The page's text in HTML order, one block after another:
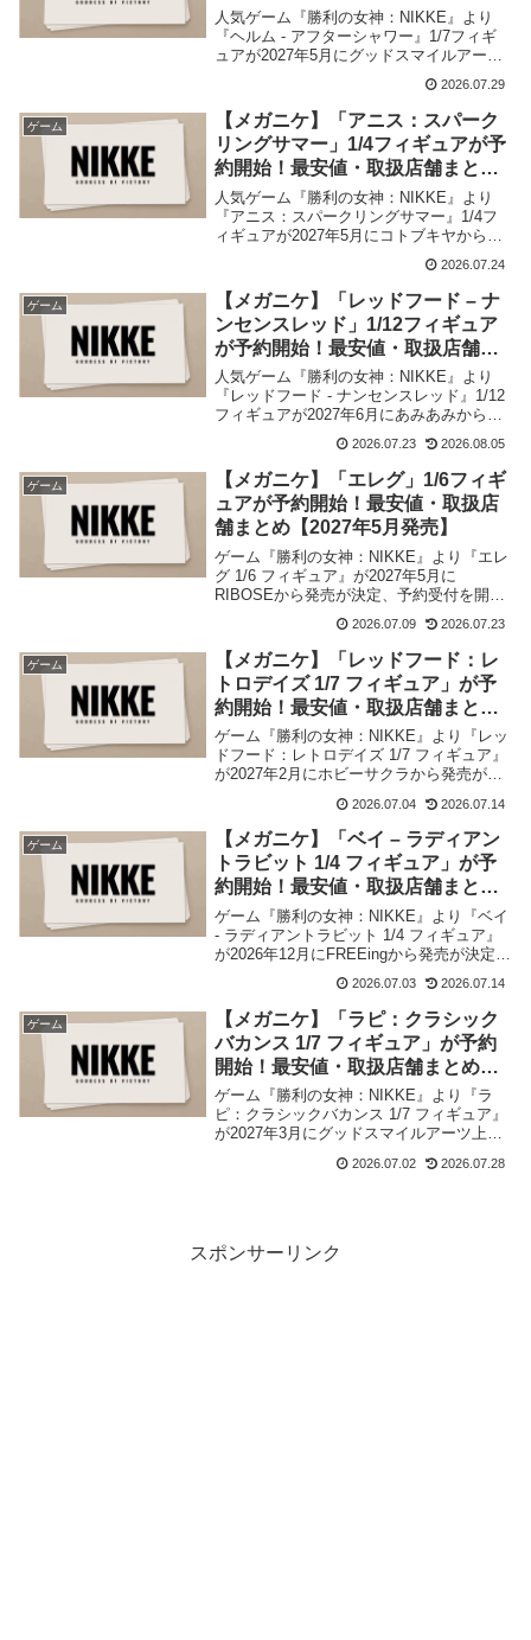
【2027年7月発売】
人気ゲーム『勝利の女神：NIKKE』より
『ヘルム - アフターシャワー』1/7フィギ
ュアが2027年5月にグッドスマイルアーツ
した。当記事では取扱店舗・最安値など商
品情報をまとめました。
2026.07.29
ゲーム
【メガニケ】「アニス：スパーク
リングサマー」1/4フィギュアが予
約開始！最安値・取扱店舗まとめ
【2027年5月発売】
人気ゲーム『勝利の女神：NIKKE』より
『アニス：スパークリングサマー』1/4フ
ィギュアが2027年5月にコトブキヤから発
事では取扱店舗・最安値、店舗特典など商
品情報をまとめました。
2026.07.24
ゲーム
【メガニケ】「レッドフード – ナ
ンセンスレッド」1/12フィギュア
が予約開始！最安値・取扱店舗ま
とめ【2027年6月発売】
人気ゲーム『勝利の女神：NIKKE』より
『レッドフード - ナンセンスレッド』1/12
フィギュアが2027年6月にあみあみから発
売が決定、予約受付を開始しました。当記
事では取扱店舗・最安値など商品情報をま
とめました。
2026.07.23 2026.08.05
ゲーム
【メガニケ】「エレグ」1/6フィギ
ュアが予約開始！最安値・取扱店
舗まとめ【2027年5月発売】
ゲーム『勝利の女神：NIKKE』より『エレ
グ 1/6 フィギュア』が2027年5月に
RIBOSEから発売が決定、予約受付を開始
ど商品情報をまとめました。
2026.07.09 2026.07.23
ゲーム
【メガニケ】「レッドフード：レ
トロデイズ 1/7 フィギュア」が予
約開始！最安値・取扱店舗まとめ
【2027年2月発売】
ゲーム『勝利の女神：NIKKE』より『レッ
ドフード：レトロデイズ 1/7 フィギュア』
が2027年2月にホビーサクラから発売が決
最安値・取扱店舗など商品情報をまとめま
した。
2026.07.04 2026.07.14
ゲーム
【メガニケ】「ベイ – ラディアン
トラビット 1/4 フィギュア」が予
約開始！最安値・取扱店舗まとめ
【2026年12月発売】
ゲーム『勝利の女神：NIKKE』より『ベイ
- ラディアントラビット 1/4 フィギュア』
が2026年12月にFREEingから発売が決定、
値・取扱店舗など商品情報をまとめまし
た。
2026.07.03 2026.07.14
ゲーム
【メガニケ】「ラピ：クラシック
バカンス 1/7 フィギュア」が予約
開始！最安値・取扱店舗まとめ
【2027年3月再販】
ゲーム『勝利の女神：NIKKE』より『ラ
ピ：クラシックバカンス 1/7 フィギュア』
が2027年3月にグッドスマイルアーツ上海
た。当記事では最安値・取扱店舗など商品
2026.07.02 2026.07.28
スポンサーリンク